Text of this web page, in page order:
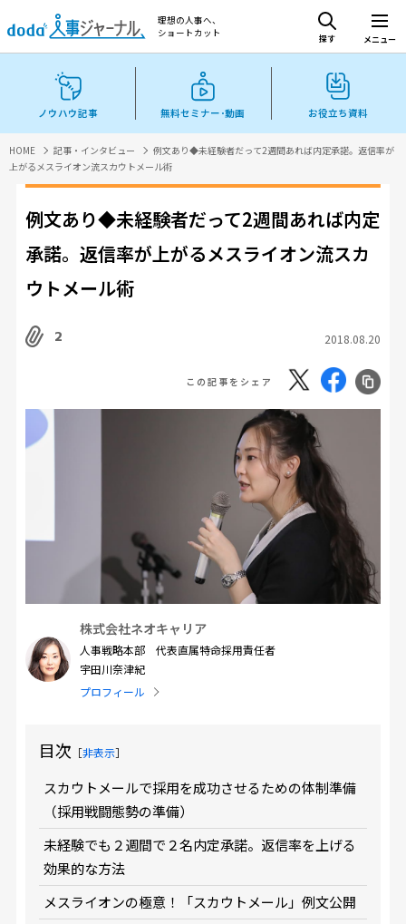
理想の人事へ、
ショートカット
探す メニュー
ノウハウ記事 無料セミナー･動画 お役立ち資料
HOME 記事・インタビュー
例文あり◆未経験者だって2週間あれば内定承諾。返信率が
上がるメスライオン流スカウトメール術
例文あり◆未経験者だって2週間あれば内定
承諾。返信率が上がるメスライオン流スカ
ウトメール術
2 2018.08.20
この記事をシェア
株式会社ネオキャリア
人事戦略本部 代表直属特命採用責任者
宇田川奈津紀
プロフィール
目次 ［非表示］
スカウトメールで採用を成功させるための体制準備
（採用戦闘態勢の準備）
未経験でも２週間で２名内定承諾。返信率を上げる
効果的な方法
メスライオンの極意！「スカウトメール」例文公開